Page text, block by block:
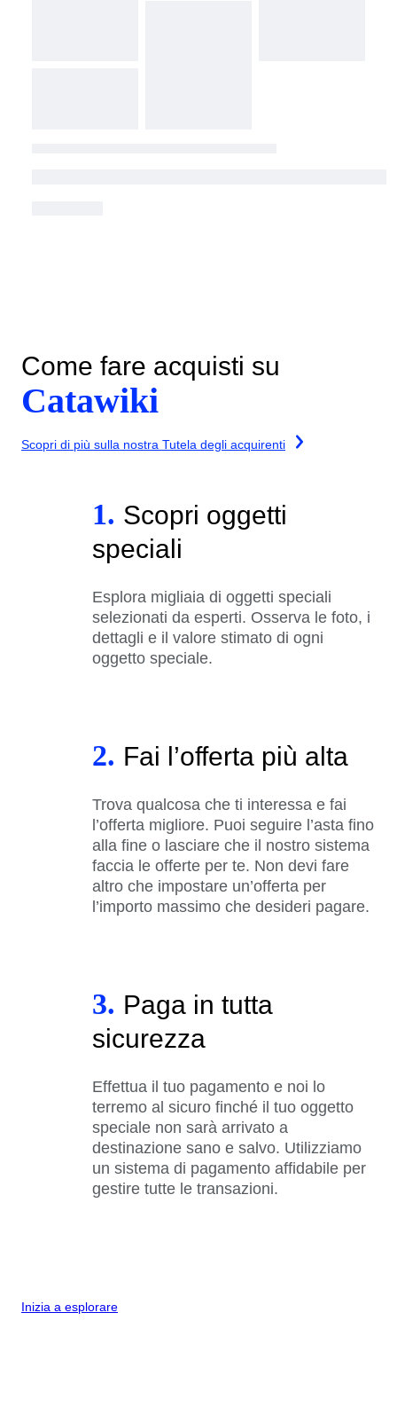
Come fare acquisti su
Catawiki
Scopri di più sulla nostra Tutela degli acquirenti
1. Scopri oggetti
speciali
Esplora migliaia di oggetti speciali
selezionati da esperti. Osserva le foto, i
dettagli e il valore stimato di ogni
oggetto speciale.
2. Fai l’offerta più alta
Trova qualcosa che ti interessa e fai
l’offerta migliore. Puoi seguire l’asta fino
alla fine o lasciare che il nostro sistema
faccia le offerte per te. Non devi fare
altro che impostare un’offerta per
l’importo massimo che desideri pagare.
3. Paga in tutta
sicurezza
Effettua il tuo pagamento e noi lo
terremo al sicuro finché il tuo oggetto
speciale non sarà arrivato a
destinazione sano e salvo. Utilizziamo
un sistema di pagamento affidabile per
gestire tutte le transazioni.
Inizia a esplorare